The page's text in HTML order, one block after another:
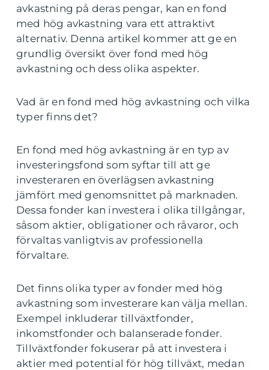
avkastning på deras pengar, kan en fond
med hög avkastning vara ett attraktivt
alternativ. Denna artikel kommer att ge en
grundlig översikt över fond med hög
avkastning och dess olika aspekter.
Vad är en fond med hög avkastning och vilka
typer finns det?
En fond med hög avkastning är en typ av
investeringsfond som syftar till att ge
investeraren en överlägsen avkastning
jämfört med genomsnittet på marknaden.
Dessa fonder kan investera i olika tillgångar,
såsom aktier, obligationer och råvaror, och
förvaltas vanligtvis av professionella
förvaltare.
Det finns olika typer av fonder med hög
avkastning som investerare kan välja mellan.
Exempel inkluderar tillväxtfonder,
inkomstfonder och balanserade fonder.
Tillväxtfonder fokuserar på att investera i
aktier med potential för hög tillväxt, medan